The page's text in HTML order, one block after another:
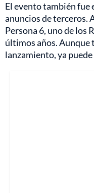
El evento también
anuncios de terceros.
Persona 6, uno de los
últimos años. Aunque
lanzamiento, ya puede